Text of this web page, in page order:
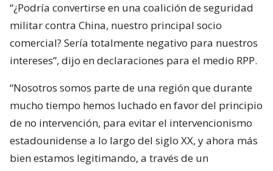
“¿Podría convertirse en una coalición de seguridad
militar contra China, nuestro principal socio
comercial? Sería totalmente negativo para nuestros
intereses”, dijo en declaraciones para el medio RPP.
“Nosotros somos parte de una región que durante
mucho tiempo hemos luchado en favor del principio
de no intervención, para evitar el intervencionismo
estadounidense a lo largo del siglo XX, y ahora más
bien estamos legitimando, a través de un